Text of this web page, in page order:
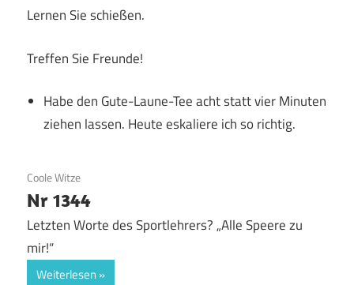
Lernen Sie schießen.
Treffen Sie Freunde!
Habe den Gute-Laune-Tee acht statt vier Minuten
ziehen lassen. Heute eskaliere ich so richtig.
19. Juni 2020
Coole Witze
Nr 1344
Letzten Worte des Sportlehrers? „Alle Speere zu
mir!“
Weiterlesen